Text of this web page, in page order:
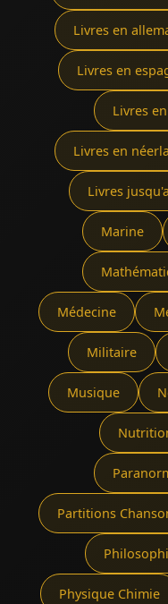
Livres en
Livres en
Livres
Livres en
Livres
Marine
Médecine
Militaire
Musique
Partitions
Physique Chimie